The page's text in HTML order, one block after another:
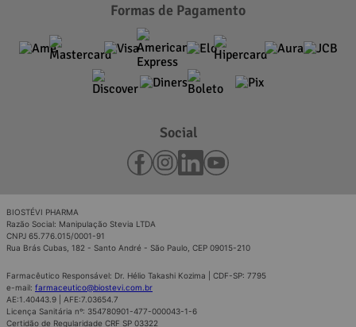
Formas de Pagamento
Social
BIOSTÉVI PHARMA
Razão Social: Manipulação Stevia LTDA
CNPJ 65.776.015/0001-91
Rua Brás Cubas, 182 - Santo André - São Paulo, CEP 09015-210
Farmacêutico Responsável: Dr. Hélio Takashi Kozima | CDF-SP: 7795
e-mail: farmaceutico@biostevi.com.br
AE:1.40443.9 | AFE:7.03654.7
Licença Sanitária nº: 354780901-477-000043-1-6
Certidão de Regularidade CRF SP 03322